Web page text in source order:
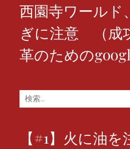
西園寺ワールド
ぎに注意 （成
革のための
検
索:
【#1】火に油